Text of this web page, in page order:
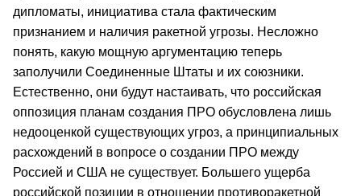
дипломаты, инициатива стала фактическим
признанием и наличия ракетной угрозы. Несложно
понять, какую мощную аргументацию теперь
заполучили Соединенные Штаты и их союзники.
Естественно, они будут настаивать, что российская
оппозиция планам создания ПРО обусловлена лишь
недооценкой существующих угроз, а принципиальных
расхождений в вопросе о создании ПРО между
Россией и США не существует. Большего ущерба
российской позиции в отношении противоракетной